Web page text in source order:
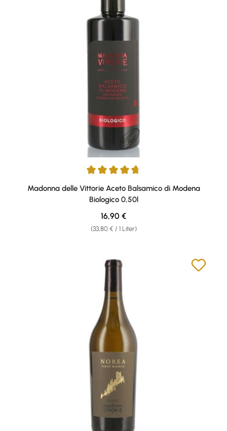
Durchschnittliche Bewertung von 4.8 von 5 Sternen
Madonna delle Vittorie Aceto Balsamico di Modena
Biologico 0,50l
(33,80 € / 1 Liter)
Regulärer Preis:
16,90 €